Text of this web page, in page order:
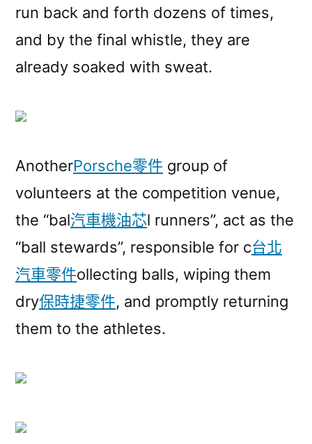
run back and forth dozens of times,
and by the final whistle, they are
already soaked with sweat.
AnotherPorsche零件 group of
volunteers at the competition venue,
the “bal汽車機油芯l runners”, act as the
“ball stewards”, responsible for c台北
汽車零件ollecting balls, wiping them
dry保時捷零件, and promptly returning
them to the athletes.